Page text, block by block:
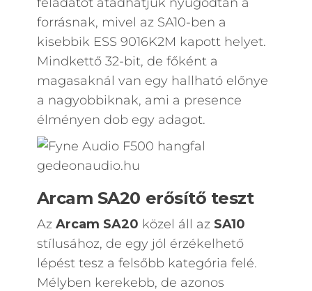
forrásnak, mivel az SA10-ben a
kisebbik ESS 9016K2M kapott helyet.
Mindkettő 32-bit, de főként a
magasaknál van egy hallható előnye
a nagyobbiknak, ami a presence
élményen dob egy adagot.
Arcam SA20 erősítő teszt
Az Arcam SA20 közel áll az SA10
stílusához, de egy jól érzékelhető
lépést tesz a felsőbb kategória felé.
Mélyben kerekebb, de azonos